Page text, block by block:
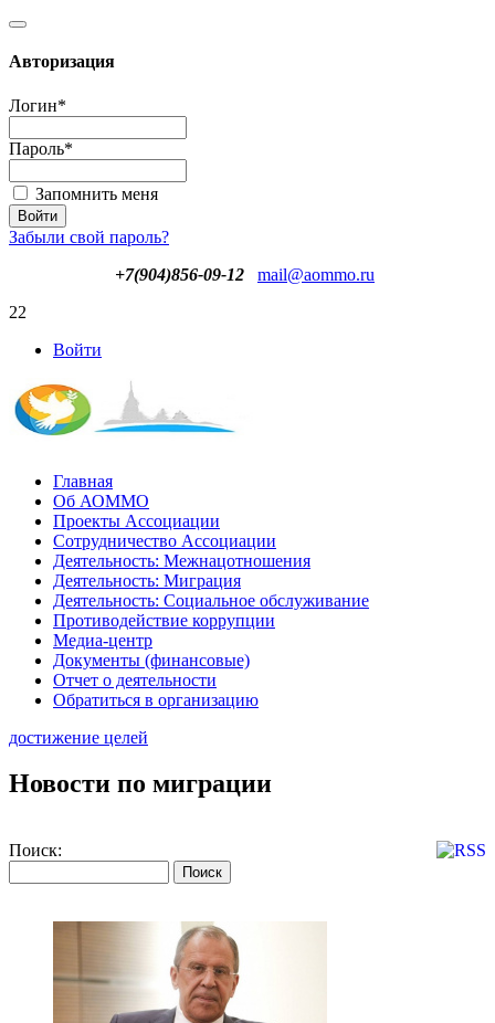
Авторизация
Логин*
Пароль*
Запомнить меня
Забыли свой пароль?
+7(904)856-09-12
mail@aommo.ru
22
Войти
Главная
Об АОММО
Проекты Ассоциации
Сотрудничество Ассоциации
Деятельность: Межнацотношения
Деятельность: Миграция
Деятельность: Социальное обслуживание
Противодействие коррупции
Медиа-центр
Документы (финансовые)
Отчет о деятельности
Обратиться в организацию
достижение целей
Новости по миграции
Поиск: